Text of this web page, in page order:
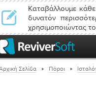
Καταβάλλουμε
δυνατόν
χρησιμοποιώντας
Σελίδα Πόροι